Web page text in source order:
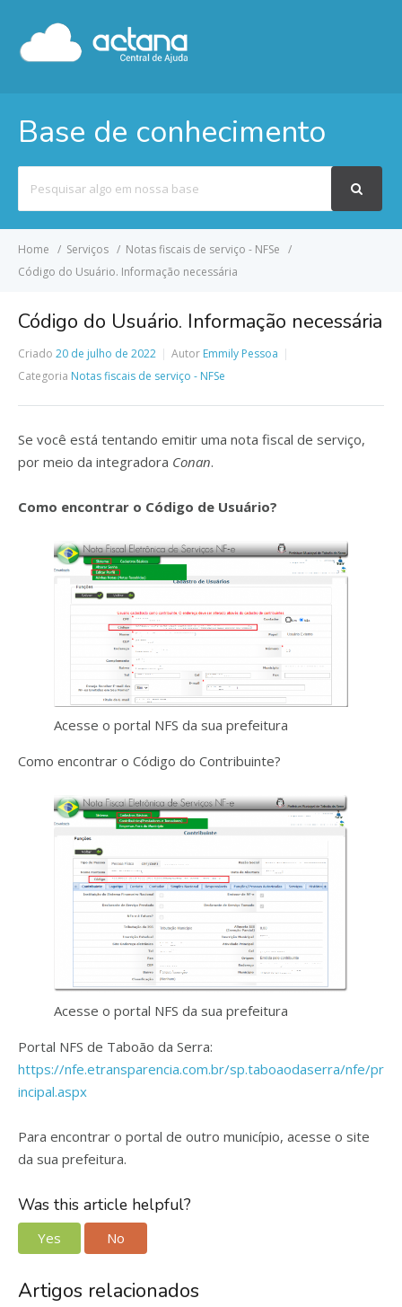
Base de conhecimento
por
Home Serviços
Notas fiscais de serviço - NFSe
Código do Usuário. Informação necessária
Código do Usuário. Informação necessária
Criado 20 de julho de 2022 Autor Emmily Pessoa
Categoria Notas fiscais de serviço - NFSe
Se você está tentando emitir uma nota fiscal de serviço,
por meio da integradora Conan.
Como encontrar o Código de Usuário?
Acesse o portal NFS da sua prefeitura
Como encontrar o Código do Contribuinte?
Acesse o portal NFS da sua prefeitura
Portal NFS de Taboão da Serra:
https://nfe.etransparencia.com.br/sp.taboaodaserra/nfe/pr
incipal.aspx
Para encontrar o portal de outro município, acesse o site
da sua prefeitura.
Was this article helpful?
Yes No
Artigos relacionados